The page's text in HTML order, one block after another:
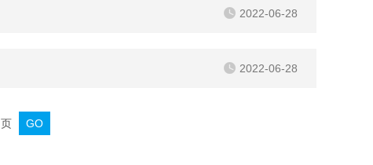
2022-06-28
2022-06-28
页